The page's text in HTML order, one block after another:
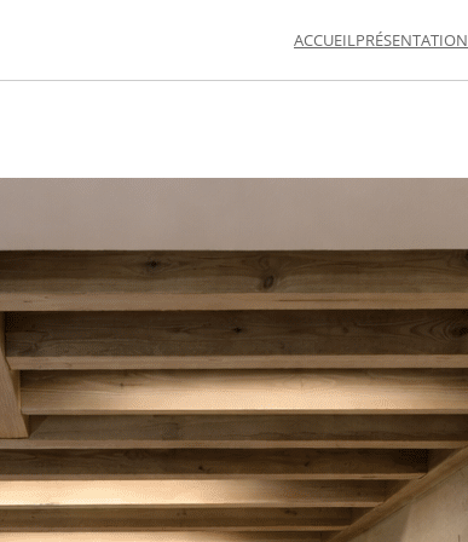
ACCUEILPRÉSENTATION